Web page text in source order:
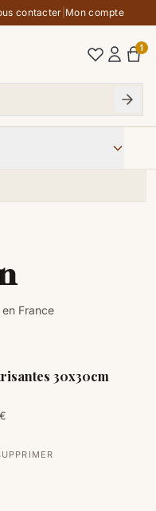
contacter Mon compte
1
France
30x30cm